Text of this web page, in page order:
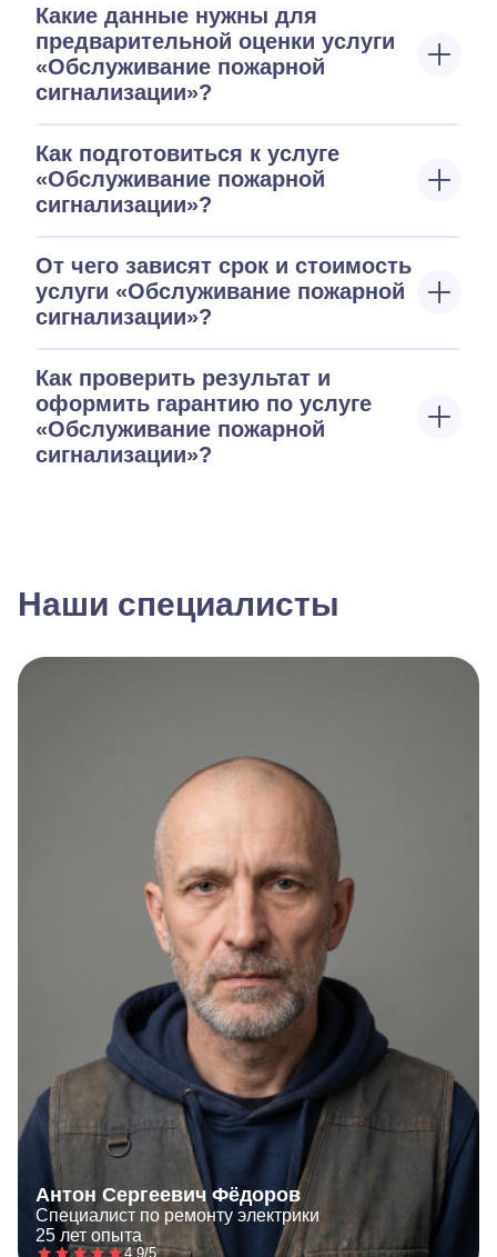
Какие данные нужны для
предварительной оценки услуги
«Обслуживание пожарной
сигнализации»?
Как подготовиться к услуге
«Обслуживание пожарной
сигнализации»?
От чего зависят срок и стоимость
услуги «Обслуживание пожарной
сигнализации»?
Как проверить результат и
оформить гарантию по услуге
«Обслуживание пожарной
сигнализации»?
Наши специалисты
Антон Сергеевич Фёдоров
Специалист по ремонту электрики
25 лет опыта
4.9/5